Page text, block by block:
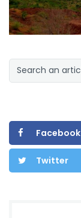
Facebook
Twitter